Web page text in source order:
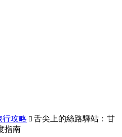
行攻略  舌尖上的絲路驛站：甘
指南